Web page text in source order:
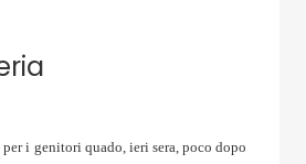
i genitori quado, ieri sera, poco dopo